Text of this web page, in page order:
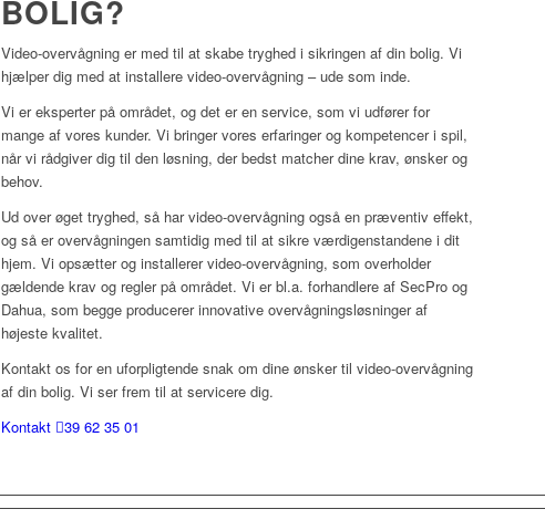
BOLIG?
Video-overvågning er med til at skabe tryghed i sikringen af din bolig. Vi
hjælper dig med at installere video-overvågning – ude som inde.
Vi er eksperter på området, og det er en service, som vi udfører for
mange af vores kunder. Vi bringer vores erfaringer og kompetencer i spil,
når vi rådgiver dig til den løsning, der bedst matcher dine krav, ønsker og
behov.
Ud over øget tryghed, så har video-overvågning også en præventiv effekt,
og så er overvågningen samtidig med til at sikre værdigenstandene i dit
hjem. Vi opsætter og installerer video-overvågning, som overholder
gældende krav og regler på området. Vi er bl.a. forhandlere af SecPro og
Dahua, som begge producerer innovative overvågningsløsninger af
højeste kvalitet.
Kontakt os for en uforpligtende snak om dine ønsker til video-overvågning
af din bolig. Vi ser frem til at servicere dig.
Kontakt
39 62 35 01